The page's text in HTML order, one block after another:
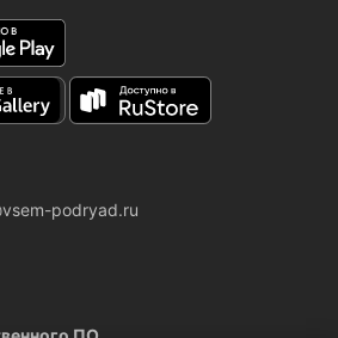
podryad.ru